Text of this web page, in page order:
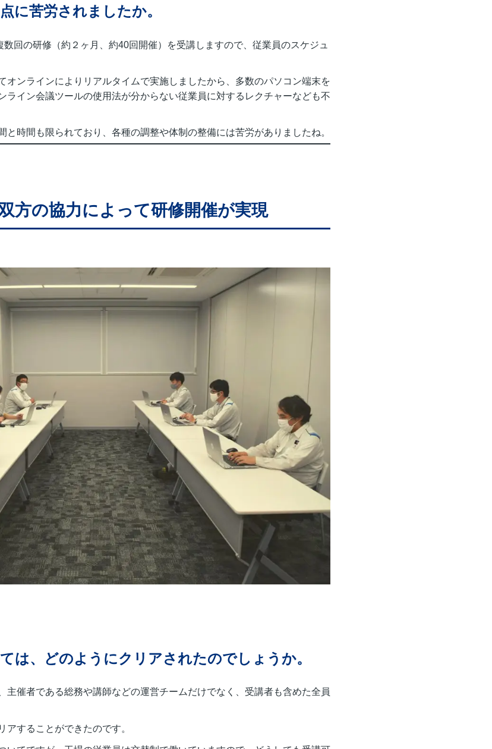
に苦労されましたか。
回の研修（約２ヶ月、約40回開催）を受講しますので、従業員のスケジュ
オンラインによりリアルタイムで実施しましたから、多数のパソコン端末を
ライン会議ツールの使用法が分からない従業員に対するレクチャーなども不
と時間も限られており、各種の調整や体制の整備には苦労がありましたね。
方の協力によって研修開催が実現
は、どのようにクリアされたのでしょうか。
主催者である総務や講師などの運営チームだけでなく、受講者も含めた全員
アすることができたのです。